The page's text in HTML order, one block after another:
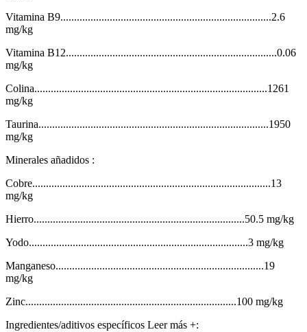
Vitamina B9.............................................................................2.6
mg/kg
Vitamina B12.............................................................................0.06
mg/kg
Colina.....................................................................................1261
mg/kg
Taurina....................................................................................1950
mg/kg
Minerales añadidos :
Cobre.......................................................................................13
mg/kg
Hierro.............................................................................50.5 mg/kg
Yodo................................................................................3 mg/kg
Manganeso............................................................................19
mg/kg
Zinc.............................................................................100 mg/kg
Ingredientes/aditivos específicos Leer más +: